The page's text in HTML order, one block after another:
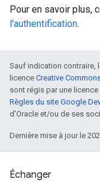
Pour en savoir plus,
l'authentification.
Sauf indication contraire,
licence Creative
sont régis par une licence
Règles du site Google
d'Oracle et/ou de ses
Dernière mise à jour le
Échanger